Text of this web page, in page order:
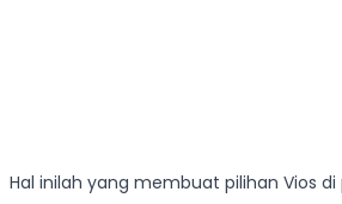
Hal inilah yang membuat pilihan Vios